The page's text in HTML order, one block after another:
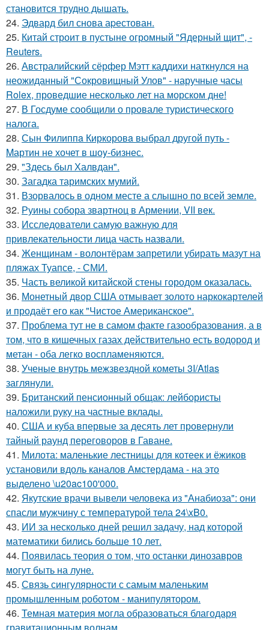
становится трудно дышать.
24. Эдвард бил снова аpестован.
25. Китай строит в пустыне огромный "Ядерный щит", -
Reuters.
26. Австралийский сёрфер Мэтт каддихи наткнулся на
неожиданный "Сокровищный Улов" - наручные часы
Rolex, проведшие несколько лет на морском дне!
27. В Госдуме сообщили о провале туристического
налога.
28. Сын Филиппa Киркоровa выбрал другой путь -
Mартин не хочет в шоy-бизнес.
29. "Здесь был Халвдан".
30. Загадка таримских мумий.
31. Взорвалось в одном месте а слышно по всей земле.
32. Руины собора звартноц в Армении, VII век.
33. Исследователи самую важную для
привлекательности лица часть назвали.
34. Женщинам - волонтёрам запретили убирать мазут на
пляжах Туапсе, - СМИ.
35. Часть великой китайской стены городом оказалась.
36. Монетный двор США отмывает золото наркокартелей
и продаёт его как "Чистое Американское".
37. Проблема тут не в самом факте газообразования, а в
том, что в кишечных газах действительно есть водород и
метан - оба легко воспламеняются.
38. Ученые внутрь межзвездной кометы 3I/Atlas
заглянули.
39. Британский пенсионный общак: лейбористы
наложили руку на частные вклады.
40. США и куба впервые за десять лет провернули
тайный раунд переговоров в Гаване.
41. Милота: маленькие лестницы для котеек и ёжиков
установили вдоль каналов Амстердама - на это
выделено \u20ac100'000.
42. Якутские врачи вывели человека из "Анабиоза": они
спасли мужчину с температурой тела 24\xB0.
43. ИИ за несколько дней решил задачу, над которой
математики бились больше 10 лет.
44. Появилась теория о том, что останки динозавров
могут быть на луне.
45. Связь сингулярности с самым маленьким
промышленным роботом - манипулятором.
46. Темная материя могла образоваться благодаря